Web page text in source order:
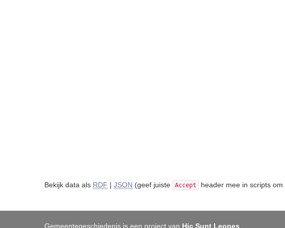
Bekijk data als RDF | JSON (geef juiste Accept header mee in scripts om
Gemeentegeschiedenis is een project van Hic Sunt Leones